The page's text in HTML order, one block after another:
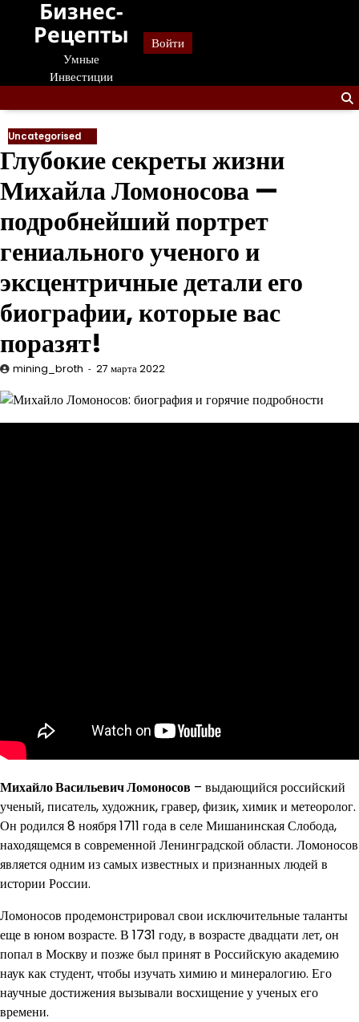
Перейти
содержанию
Бизнес-
Рецепты
Умные
Инвестиции
Войти
Uncategorised
Глубокие секреты жизни
Михайла Ломоносова —
подробнейший портрет
гениального ученого и
эксцентричные детали его
биографии, которые вас
поразят!
mining_broth 27 марта 2022
Михайло Васильевич Ломоносов – выдающийся российский
ученый, писатель, художник, гравер, физик, химик и метеоролог.
Он родился 8 ноября 1711 года в селе Мишанинская Слобода,
находящемся в современной Ленинградской области. Ломоносов
является одним из самых известных и признанных людей в
истории России.
Ломоносов продемонстрировал свои исключительные таланты
еще в юном возрасте. В 1731 году, в возрасте двадцати лет, он
попал в Москву и позже был принят в Российскую академию
наук как студент, чтобы изучать химию и минералогию. Его
научные достижения вызывали восхищение у ученых его
времени.